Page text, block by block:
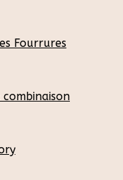
Fourrures